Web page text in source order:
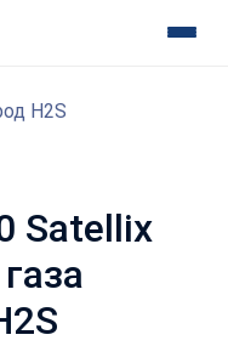
H2S
Satellix